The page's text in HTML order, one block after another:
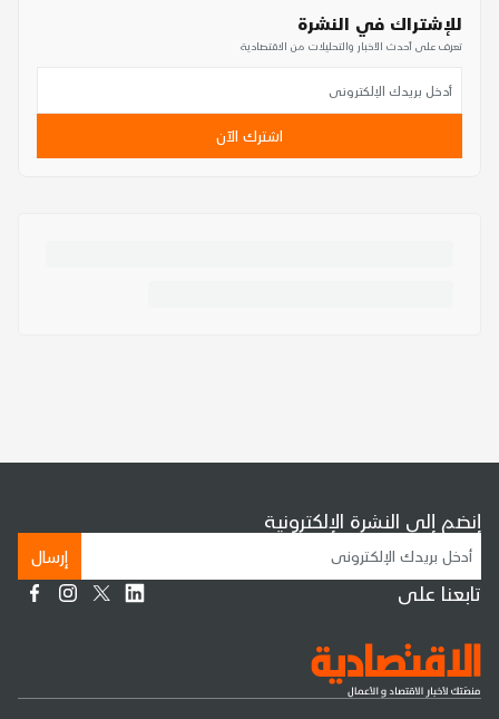
للإشتراك في النشرة
تعرف على أحدث الأخبار والتحليلات من الاقتصادية
اشترك الآن
إنضم إلى النشرة الإلكترونية
إرسال
تابعنا على